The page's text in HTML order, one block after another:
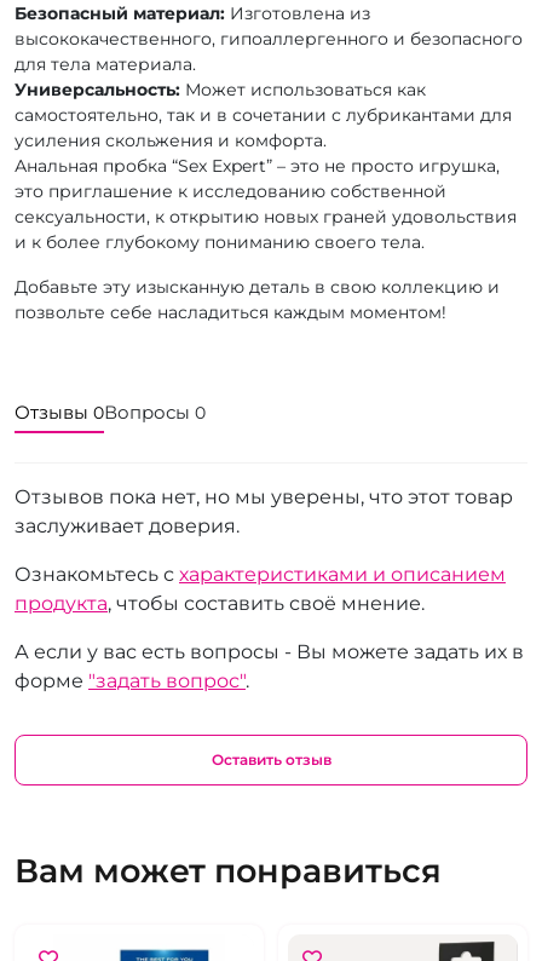
Безопасный материал: Изготовлена из
высококачественного, гипоаллергенного и безопасного
для тела материала.
Универсальность: Может использоваться как
самостоятельно, так и в сочетании с лубрикантами для
усиления скольжения и комфорта.
Анальная пробка “Sex Expert” – это не просто игрушка,
это приглашение к исследованию собственной
сексуальности, к открытию новых граней удовольствия
и к более глубокому пониманию своего тела.
Добавьте эту изысканную деталь в свою коллекцию и
позвольте себе насладиться каждым моментом!
Отзывы 0Вопросы 0
Отзывов пока нет, но мы уверены, что этот товар
заслуживает доверия.
Ознакомьтесь с характеристиками и описанием
продукта, чтобы составить своё мнение.
А если у вас есть вопросы - Вы можете задать их в
форме "задать вопрос".
Оставить отзыв
Вам может понравиться